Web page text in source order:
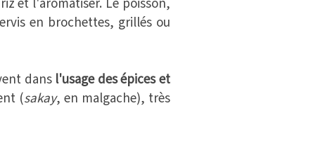
en brochettes, grillés ou
dans l'usage des épices et
(sakay, en malgache), très